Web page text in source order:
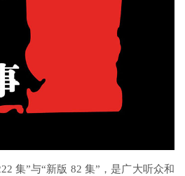
集”与“新版 82 集”，是广大听众和